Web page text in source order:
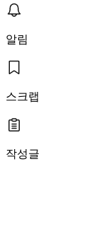
알림
스크랩
작성글